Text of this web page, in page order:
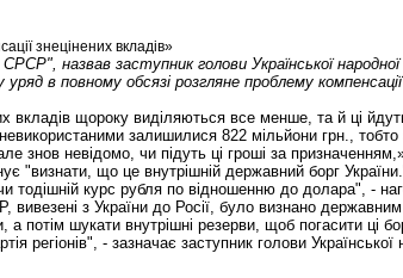
знецінених вкладів»
назвав заступник голови Української
повному обсязі розгляне проблему компенсації
щороку виділяються все менше, та й ці
залишилися 822 мільйони грн.,
знов невідомо, чи підуть ці гроші за
що це внутрішній державний борг
курс рубля по відношенню до долара", -
з України до Росії, було визнано
потім шукати внутрішні резерви, щоб погасити ці
- зазначає заступник голови Української